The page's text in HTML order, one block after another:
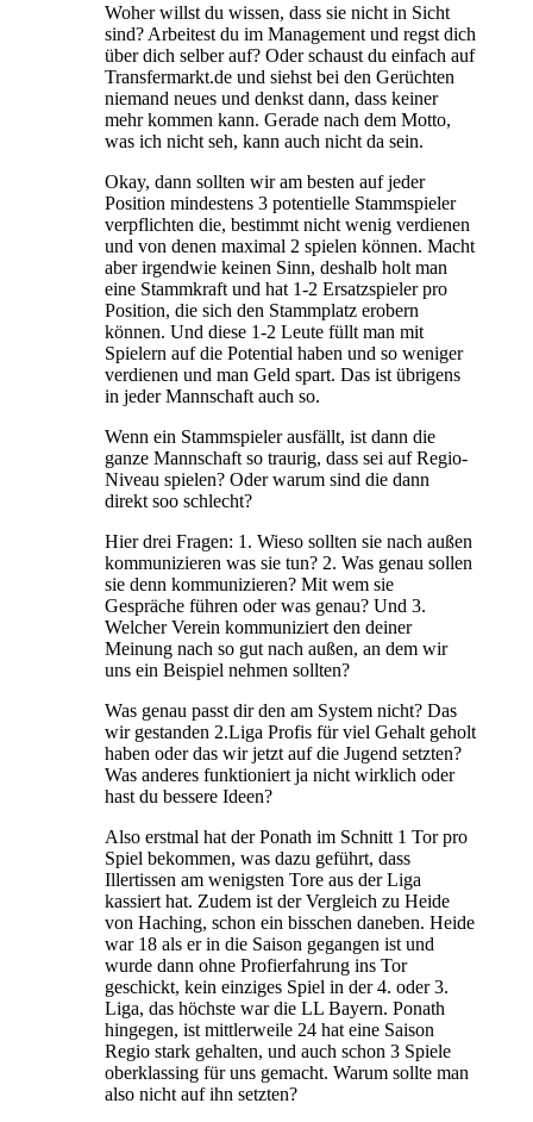
Woher willst du wissen, dass sie nicht in Sicht
sind? Arbeitest du im Management und regst dich
über dich selber auf? Oder schaust du einfach auf
Transfermarkt.de und siehst bei den Gerüchten
niemand neues und denkst dann, dass keiner
mehr kommen kann. Gerade nach dem Motto,
was ich nicht seh, kann auch nicht da sein.
Okay, dann sollten wir am besten auf jeder
Position mindestens 3 potentielle Stammspieler
verpflichten die, bestimmt nicht wenig verdienen
und von denen maximal 2 spielen können. Macht
aber irgendwie keinen Sinn, deshalb holt man
eine Stammkraft und hat 1-2 Ersatzspieler pro
Position, die sich den Stammplatz erobern
können. Und diese 1-2 Leute füllt man mit
Spielern auf die Potential haben und so weniger
verdienen und man Geld spart. Das ist übrigens
in jeder Mannschaft auch so.
Wenn ein Stammspieler ausfällt, ist dann die
ganze Mannschaft so traurig, dass sei auf Regio-
Niveau spielen? Oder warum sind die dann
direkt soo schlecht?
Hier drei Fragen: 1. Wieso sollten sie nach außen
kommunizieren was sie tun? 2. Was genau sollen
sie denn kommunizieren? Mit wem sie
Gespräche führen oder was genau? Und 3.
Welcher Verein kommuniziert den deiner
Meinung nach so gut nach außen, an dem wir
uns ein Beispiel nehmen sollten?
Was genau passt dir den am System nicht? Das
wir gestanden 2.Liga Profis für viel Gehalt geholt
haben oder das wir jetzt auf die Jugend setzten?
Was anderes funktioniert ja nicht wirklich oder
hast du bessere Ideen?
Also erstmal hat der Ponath im Schnitt 1 Tor pro
Spiel bekommen, was dazu geführt, dass
Illertissen am wenigsten Tore aus der Liga
kassiert hat. Zudem ist der Vergleich zu Heide
von Haching, schon ein bisschen daneben. Heide
war 18 als er in die Saison gegangen ist und
wurde dann ohne Profierfahrung ins Tor
geschickt, kein einziges Spiel in der 4. oder 3.
Liga, das höchste war die LL Bayern. Ponath
hingegen, ist mittlerweile 24 hat eine Saison
Regio stark gehalten, und auch schon 3 Spiele
oberklassing für uns gemacht. Warum sollte man
also nicht auf ihn setzten?